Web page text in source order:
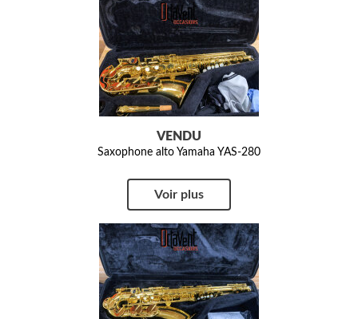
VENDU
Saxophone alto Yamaha YAS-280
Voir plus